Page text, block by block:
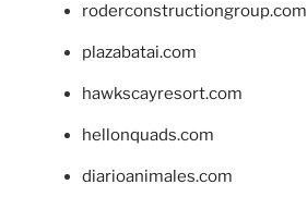
roderconstructiongroup.com
plazabatai.com
hawkscayresort.com
hellonquads.com
diarioanimales.com